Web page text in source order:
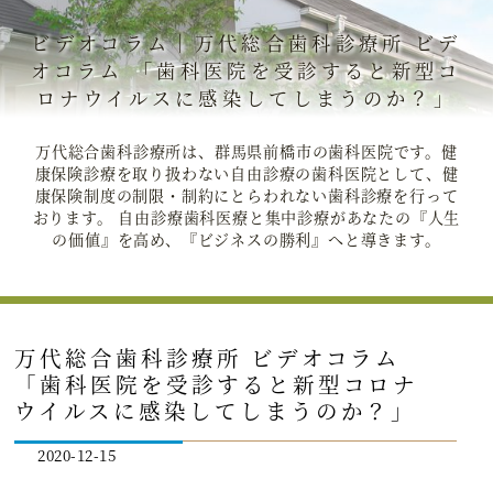
ビデオコラム｜万代総合歯科診療所 ビデ
オコラム 「歯科医院を受診すると新型コ
ロナウイルスに感染してしまうのか？」
万代総合歯科診療所は、群馬県前橋市の歯科医院です。健
康保険診療を取り扱わない自由診療の歯科医院として、健
康保険制度の制限・制約にとらわれない歯科診療を行って
おります。 自由診療歯科医療と集中診療があなたの『人生
の価値』を高め、『ビジネスの勝利』へと導きます。
万代総合歯科診療所 ビデオコラム
「歯科医院を受診すると新型コロナ
ウイルスに感染してしまうのか？」
2020-12-15